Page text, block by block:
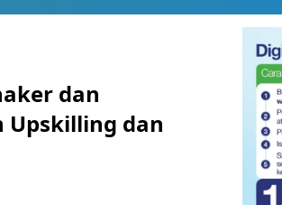
dan
Upskilling dan